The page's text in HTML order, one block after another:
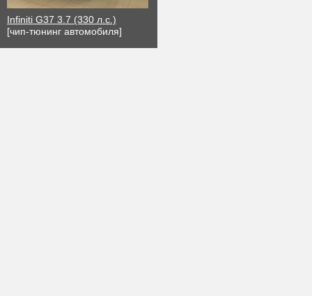
Infiniti G37 3.7 (330 л.с.)
[чип-тюнинг автомобиля]